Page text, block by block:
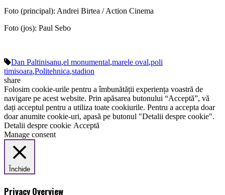
Foto (principal): Andrei Birtea / Action Cinema
Foto (jos): Paul Sebo
Dan Paltinisanu,el monumental,marele oval,poli
timisoara,Politehnica,stadion
share
Folosim cookie-urile pentru a îmbunătății experiența voastră de
navigare pe acest website. Prin apăsarea butonului “Acceptă”, vă
dați acceptul pentru a utiliza toate cookiurile. Pentru a accepta doar
doar anumite cookie-uri, apasă pe butonul "Detalii despre cookie".
Detalii despre cookie Acceptă
Manage consent
Închide
Privacy Overview